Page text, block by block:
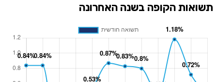
תשואות הקופה בשנה האחרונה